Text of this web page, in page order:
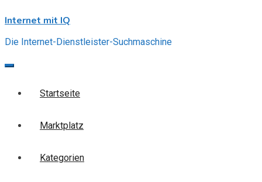
to
Internet mit IQ
Die Internet-Dienstleister-Suchmaschine
Startseite
Marktplatz
Kategorien